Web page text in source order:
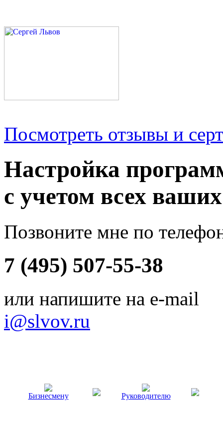
Посмотреть отзывы и
Настройка
с учетом всех
Позвоните мне по
7 (495) 507-55-38
или напишите на e-mail
i@slvov.ru
Бизнесмену Руководителю